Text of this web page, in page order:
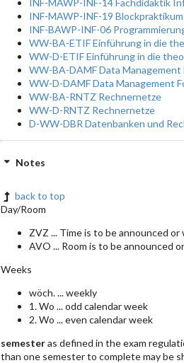
INF-MAWP-INF-14 Fachdidaktik
INF-MAWP-INF-19 Blockpraktikum
INF-BAWP-INF-06
WW-BA-ETIF Einführung in die
WW-D-ETIF Einführung in die
WW-BA-DAMF Data Management
WW-D-DAMF Data Management
WW-BA-RNTZ Rechnernetze
WW-D-RNTZ Rechnernetze
D-WW-DBR Datenbanken und
Notes
back to top
Day/Room
ZVZ ... Time is to be announced
AVO ... Room is to be announced
Weeks
wöch. ... weekly
1. Wo ... odd calendar week
2. Wo ... even calendar week
semesteras defined in the exam
than one semester to complete may be